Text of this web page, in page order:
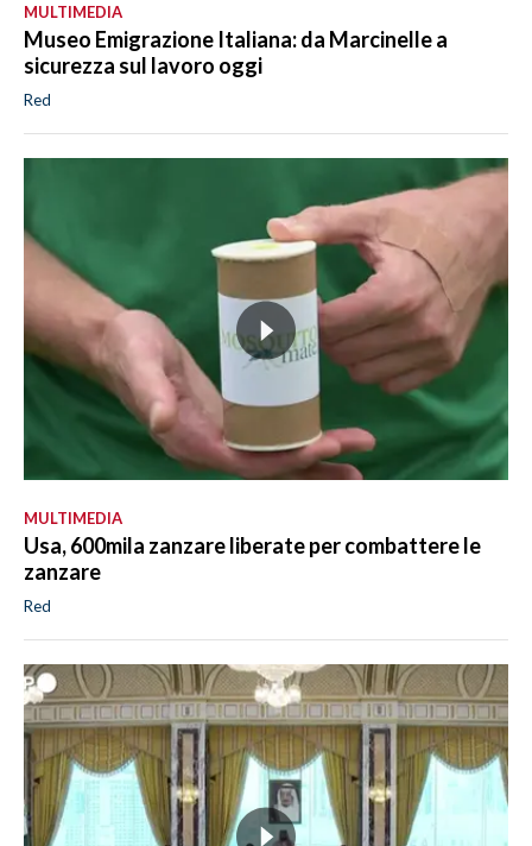
MULTIMEDIA
Museo Emigrazione Italiana: da Marcinelle a
sicurezza sul lavoro oggi
Red
MULTIMEDIA
Usa, 600mila zanzare liberate per combattere le
zanzare
Red